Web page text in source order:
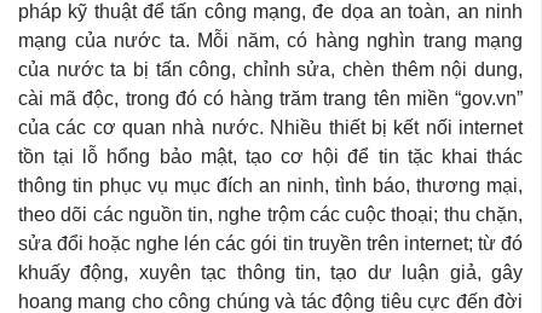
pháp kỹ thuật để tấn công mạng, đe dọa an toàn, an ninh
mạng của nước ta. Mỗi năm, có hàng nghìn trang mạng
của nước ta bị tấn công, chỉnh sửa, chèn thêm nội dung,
cài mã độc, trong đó có hàng trăm trang tên miền “gov.vn”
của các cơ quan nhà nước. Nhiều thiết bị kết nối internet
tồn tại lỗ hổng bảo mật, tạo cơ hội để tin tặc khai thác
thông tin phục vụ mục đích an ninh, tình báo, thương mại,
theo dõi các nguồn tin, nghe trộm các cuộc thoại; thu chặn,
sửa đổi hoặc nghe lén các gói tin truyền trên internet; từ đó
khuấy động, xuyên tạc thông tin, tạo dư luận giả, gây
hoang mang cho công chúng và tác động tiêu cực đến đời